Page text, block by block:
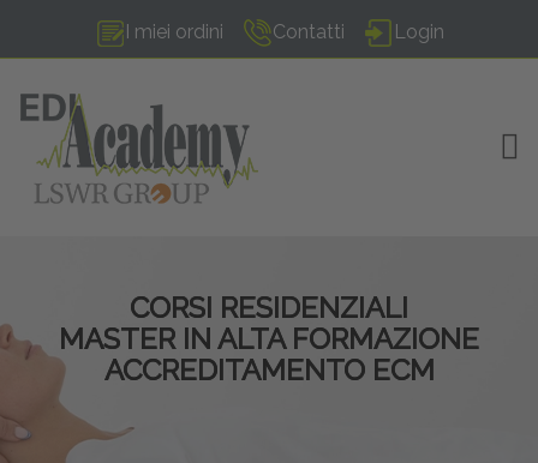
I miei ordini Contatti Login
CORSI RESIDENZIALI
MASTER IN ALTA FORMAZIONE
ACCREDITAMENTO ECM